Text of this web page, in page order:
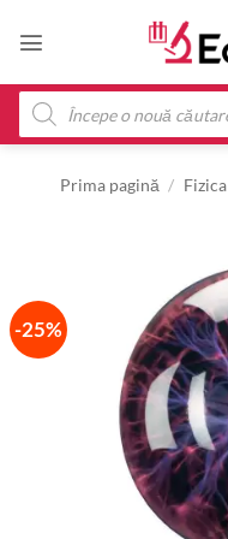
Products
search
Prima pagină / Fizica
-25%